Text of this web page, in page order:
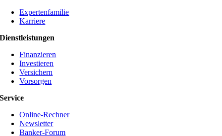
Expertenfamilie
Karriere
Dienstleistungen
Finanzieren
Investieren
Versichern
Vorsorgen
Service
Online-Rechner
Newsletter
Banker-Forum